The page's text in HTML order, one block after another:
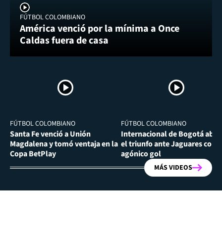
FÚTBOL COLOMBIANO
América venció por la mínima a Once
Caldas fuera de casa
FÚTBOL COLOMBIANO
Santa Fe venció a Unión
Magdalena y tomó ventaja en la
Copa BetPlay
FÚTBOL COLOMBIANO
Internacional de Bogotá
el triunfo ante Jaguares con
agónico gol
MÁS VIDEOS